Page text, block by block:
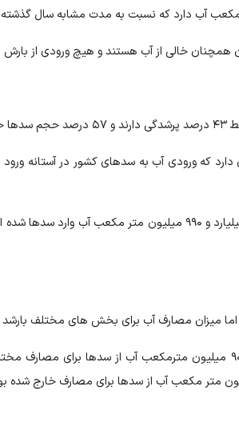
همچنان خالی از آب هستند و هیچ ورودی از بارش
براین اساس از ابتدای سال آبی جاری تا آخر دی ماه پنج میلیارد و ۹۹۰
میزان مصارف آب برای بخش های مختلف
از ابتدای سال آبی جاری تا آخر دی ماه هشت میلیارد و ۹۰ میلیون مترمکعب